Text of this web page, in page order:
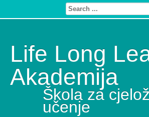
Life Long
Akademija
Škola za
učenje